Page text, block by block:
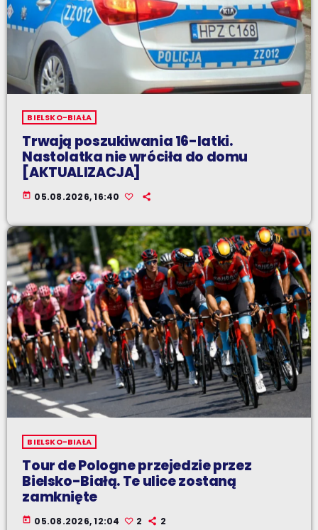
BIELSKO-BIAŁA
Trwają poszukiwania 16-latki.
Nastolatka nie wróciła do domu
[AKTUALIZACJA]
today 05.08.2026, 16:40
BIELSKO-BIAŁA
Tour de Pologne przejedzie przez
Bielsko-Białą. Te ulice zostaną
zamknięte
today 05.08.2026, 12:04 2 2